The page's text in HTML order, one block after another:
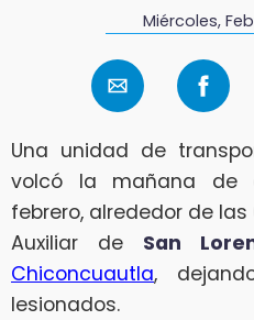
Miércoles,
Una unidad de
volcó la mañana de
febrero, alrededor de
Auxiliar de San
Chiconcuautla,
lesionados.